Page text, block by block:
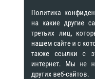
Политика
на какие другие
третьих лиц,
нашем сайте и с
также ссылки с
интернет. Мы не
других веб-сайтов.